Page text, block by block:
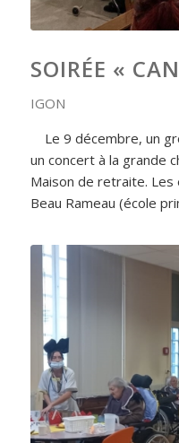
SOIRÉE «
IGON
Le 9 décembre, un
un concert à la grande
Maison de retraite. Les
Beau Rameau (école